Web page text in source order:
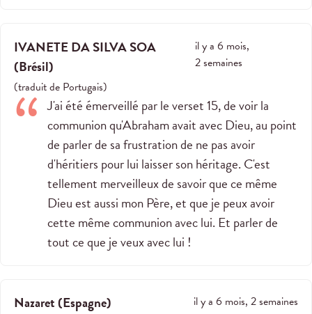
IVANETE DA SILVA SOA
(Brésil)
il y a 6 mois,
2 semaines
(traduit de Portugais)
J'ai été émerveillé par le verset 15, de voir la
communion qu'Abraham avait avec Dieu, au point
de parler de sa frustration de ne pas avoir
d'héritiers pour lui laisser son héritage. C'est
tellement merveilleux de savoir que ce même
Dieu est aussi mon Père, et que je peux avoir
cette même communion avec lui. Et parler de
tout ce que je veux avec lui !
Nazaret(Espagne)
il y a 6 mois, 2 semaines